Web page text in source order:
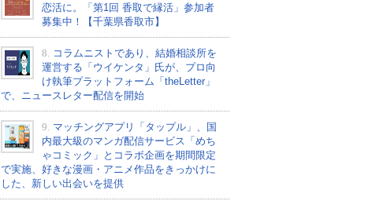
恋活に。「第1回 香取で縁活」参加者
募集中！【千葉県香取市】
8.
コラムニストであり、結婚相談所を
運営する「ウイケンタ」氏が、プロ向
け執筆プラットフォーム「theLetter」
で、ニュースレター配信を開始
9. マッチングアプリ「タップル」、国
内最大級のマンガ配信サービス「めち
ゃコミック」とコラボ企画を期間限定
で実施、好きな漫画・アニメ作品をきっかけに
した、新しい出会いを提供